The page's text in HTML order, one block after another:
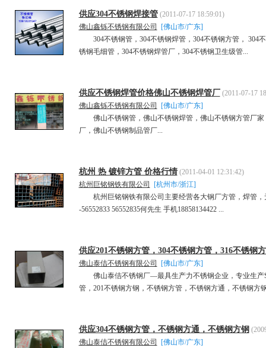
供应304不锈钢焊接管 (2011-07-17 18:59:01)
佛山鑫铄不锈钢有限公司
[佛山市/广东]
304不锈钢管，304不锈钢焊管，304不锈钢方管， 304
锈钢毛细管，304不锈钢焊管厂，304不锈钢卫生级管...
供应不锈钢焊管价格佛山不锈钢焊管厂 (2011-07-17
佛山鑫铄不锈钢有限公司
[佛山市/广东]
佛山不锈钢管，佛山不锈钢焊管，佛山不锈钢方管厂家
厂，佛山不锈钢制品管厂...
杭州 热 镀锌方管 价格行情 (2011-04-01 12:31:42)
杭州巨铭钢铁有限公司
[杭州市/浙江]
杭州巨铭钢铁有限公司主要经营各大钢厂方管，焊管，
-56552833 56552835何先生 手机18858134422 ...
供应201不锈钢方管，304不锈钢方管，316不锈钢
佛山泰佶不锈钢有限公司
[佛山市/广东]
佛山泰佶不锈钢厂—最具生产力不锈钢企业，专业生产
管，201不锈钢方钢，不锈钢方管，不锈钢方通，不锈钢方
供应304不锈钢方管，不锈钢方通，不锈钢方钢
佛山泰佶不锈钢有限公司
[佛山市/广东]